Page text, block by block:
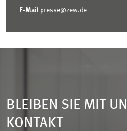
E-Mail presse@zew.de
BLEIBEN SIE MIT
KONTAKT